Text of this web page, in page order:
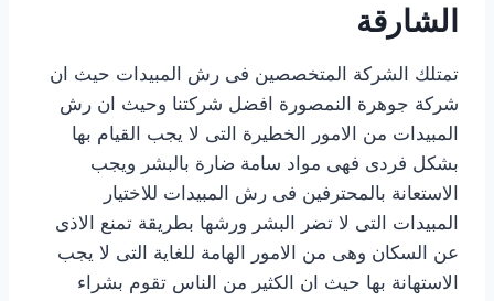
الشارقة
تمتلك الشركة المتخصصين فى رش المبيدات حيث ان
شركة جوهرة النمصورة افضل شركتنا وحيث ان رش
المبيدات من الامور الخطيرة التى لا يجب القيام بها
بشكل فردى فهى مواد سامة ضارة بالبشر ويجب
الاستعانة بالمحترفين فى رش المبيدات للاختيار
المبيدات التى لا تضر البشر ورشها بطريقة تمنع الاذى
عن السكان وهى من الامور الهامة للغاية التى لا يجب
الاستهانة بها حيث ان الكثير من الناس تقوم بشراء